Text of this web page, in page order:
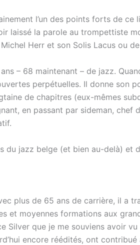
l’un des points forts de
laissé la parole au trompettiste
Herr et son Solis Lacus ou
– 68 maintenant – de jazz.
perpétuelles. Il donne son
de chapitres (eux-mêmes
en passant par sideman,
du jazz belge (et bien au-delà) et
plus de 65 ans de carrière, il a
et moyennes formations aux
Silver que je me souviens avoir
encore réédités, ont